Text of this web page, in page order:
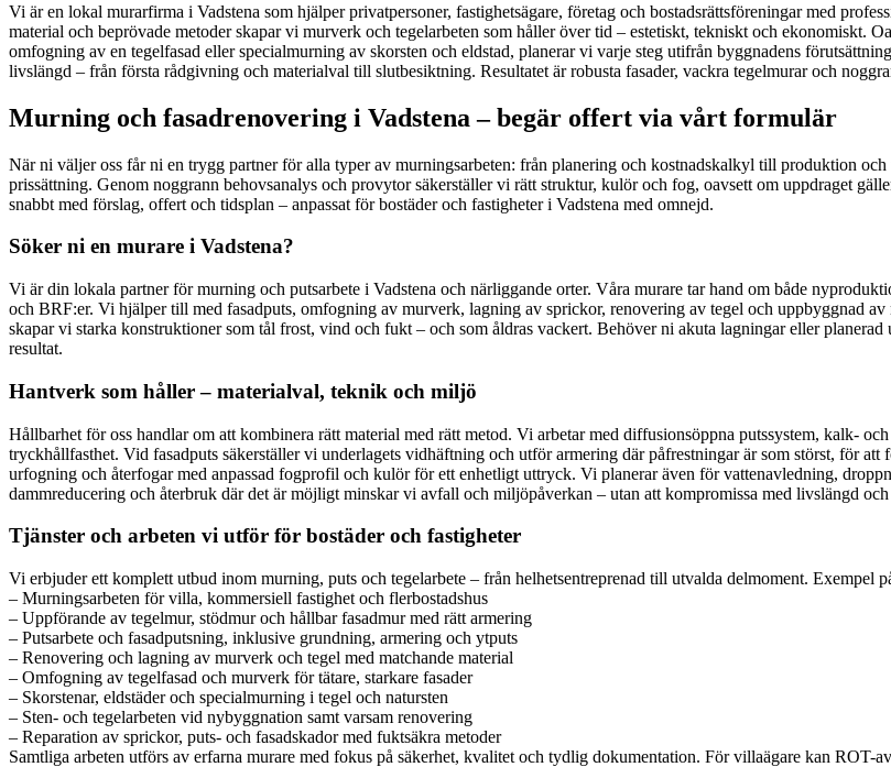
Vi är en lokal murarfirma i Vadstena som hjälper privatpersoner, fastighetsägare, företag och bostadsrättsföreningar med
material och beprövade metoder skapar vi murverk och tegelarbeten som håller över tid – estetiskt, tekniskt och ekonomiskt.
omfogning av en tegelfasad eller specialmurning av skorsten och eldstad, planerar vi varje steg utifrån byggnadens
livslängd – från första rådgivning och materialval till slutbesiktning. Resultatet är robusta fasader, vackra tegelmurar och
Murning och fasadrenovering i Vadstena – begär offert via vårt formulär
När ni väljer oss får ni en trygg partner för alla typer av murningsarbeten: från planering och kostnadskalkyl till produktion
prissättning. Genom noggrann behovsanalys och provytor säkerställer vi rätt struktur, kulör och fog, oavsett om uppdraget
snabbt med förslag, offert och tidsplan – anpassat för bostäder och fastigheter i Vadstena med omnejd.
Söker ni en murare i Vadstena?
Vi är din lokala partner för murning och putsarbete i Vadstena och närliggande orter. Våra murare tar hand om både
och BRF:er. Vi hjälper till med fasadputs, omfogning av murverk, lagning av sprickor, renovering av tegel och uppbyggnad
skapar vi starka konstruktioner som tål frost, vind och fukt – och som åldras vackert. Behöver ni akuta lagningar eller
resultat.
Hantverk som håller – materialval, teknik och miljö
Hållbarhet för oss handlar om att kombinera rätt material med rätt metod. Vi arbetar med diffusionsöppna putssystem, kalk-
tryckhållfasthet. Vid fasadputs säkerställer vi underlagets vidhäftning och utför armering där påfrestningar är som störst, för
urfogning och återfogar med anpassad fogprofil och kulör för ett enhetligt uttryck. Vi planerar även för vattenavledning,
dammreducering och återbruk där det är möjligt minskar vi avfall och miljöpåverkan – utan att kompromissa med livslängd
Tjänster och arbeten vi utför för bostäder och fastigheter
Vi erbjuder ett komplett utbud inom murning, puts och tegelarbete – från helhetsentreprenad till utvalda delmoment. Exempel
– Murningsarbeten för villa, kommersiell fastighet och flerbostadshus
– Uppförande av tegelmur, stödmur och hållbar fasadmur med rätt armering
– Putsarbete och fasadputsning, inklusive grundning, armering och ytputs
– Renovering och lagning av murverk och tegel med matchande material
– Omfogning av tegelfasad och murverk för tätare, starkare fasader
– Skorstenar, eldstäder och specialmurning i tegel och natursten
– Sten- och tegelarbeten vid nybyggnation samt varsam renovering
– Reparation av sprickor, puts- och fasadskador med fuktsäkra metoder
Samtliga arbeten utförs av erfarna murare med fokus på säkerhet, kvalitet och tydlig dokumentation. För villaägare kan ROT-